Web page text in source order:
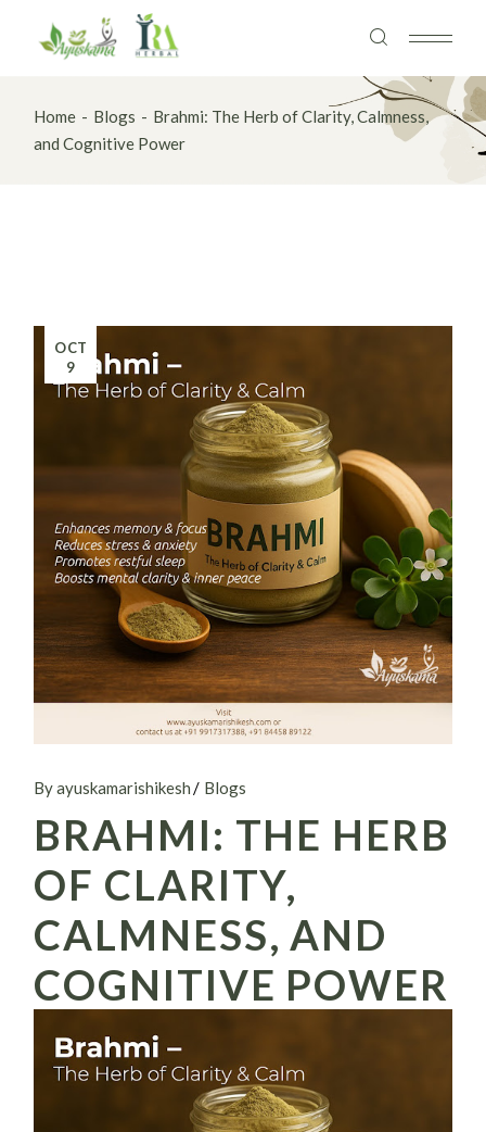
content
Home Blogs
Brahmi: The Herb of Clarity, Calmness,
and Cognitive Power
OCT
9
By ayuskamarishikesh Blogs
BRAHMI: THE HERB
OF CLARITY,
CALMNESS, AND
COGNITIVE POWER